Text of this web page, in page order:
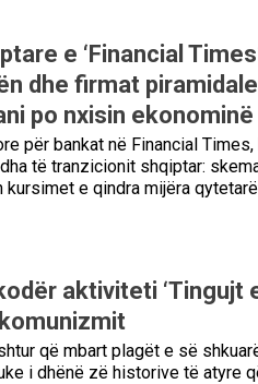
e ‘Financial
dhe firmat
po nxisin ekonominë
për bankat në Financial
të tranzicionit shqiptar:
kursimet e qindra mijëra
aktiviteti ‘Tingujt
që mbart plagët e së
i dhënë zë historive të atyre